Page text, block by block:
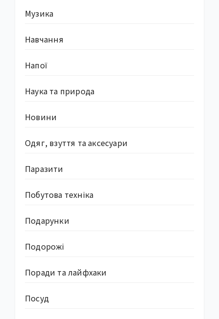
Музика
Навчання
Напої
Наука та природа
Новини
Одяг, взуття та аксесуари
Паразити
Побутова техніка
Подарунки
Подорожі
Поради та лайфхаки
Посуд